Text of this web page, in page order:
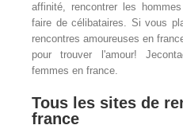
affinité, rencontrer les
faire de célibataires. Si vous
rencontres amoureuses en
pour trouver l'amour!
femmes en france.
Tous les sites de
france